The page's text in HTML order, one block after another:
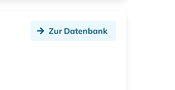
Zur Datenbank